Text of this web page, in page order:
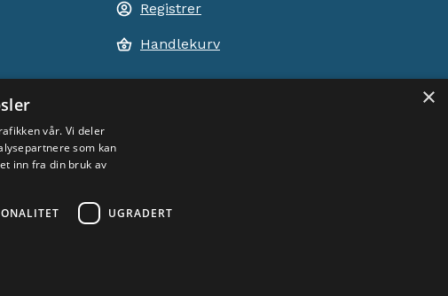
Registrer
Handlekurv
×
vår. Vi deler
som kan
inn fra din bruk av
UGRADERT